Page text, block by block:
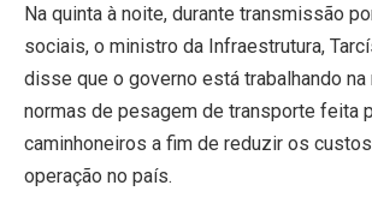
Na quinta à noite, durante transmissão
sociais, o ministro da Infraestrutura,
disse que o governo está trabalhando na
normas de pesagem de transporte feita
caminhoneiros a fim de reduzir os
operação no país.